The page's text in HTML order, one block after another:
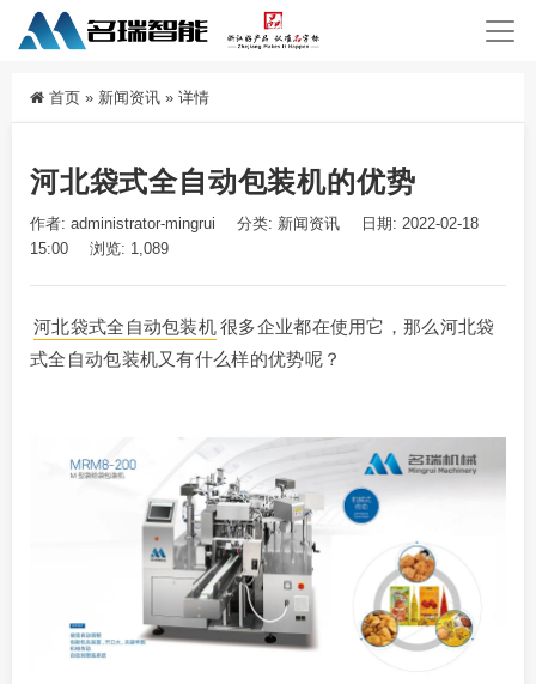
首页 » 新闻资讯 » 详情
河北袋式全自动包装机的优势
作者: administrator-mingrui 分类: 新闻资讯
日期: 2022-02-18
15:00
浏览: 1,089
河北袋式全自动包装机很多企业都在使用它，那么河北袋
式全自动包装机又有什么样的优势呢？